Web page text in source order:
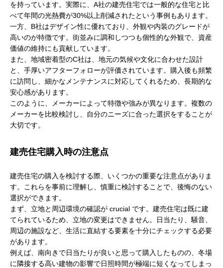
を持っています。実際に、A社の建売住宅では一般的な住宅と比
べて年間の光熱費が30%以上削減されたという事例もあります。
一方、B社はデザイン性に優れており、外観や内装のグレードが
高いのが特徴です。街並みに調和しつつも個性的な外観で、資産
価値の維持にも貢献しています。
また、地域密着型のC社は、地元の気候や文化に合わせた設計
と、手厚いアフターフォローが評価されています。購入後も頻繁
に訪問し、細かなメンテナンスに対応してくれるため、長期的な
安心感があります。
このように、メーカーによって特徴や強みが異なります。複数の
メーカーを比較検討し、自分のニーズに合った選択をすることが
大切です。
建売住宅購入時の注意点
建売住宅の購入を検討する際、いくつかの重要な注意点がありま
す。これらを事前に理解し、慎重に検討することで、後悔のない
選択ができます。
まず、立地と周辺環境の確認が crucial です。建売住宅は既に建
てられているため、立地の変更はできません。日当たり、騒音、
周辺の施設など、生活に直結する要素を十分にチェックする必要
があります。
例えば、南向きで日当たりが良いと思って購入したものの、冬場
に隣接する高い建物の影響で日照時間が極端に短くなってしまっ